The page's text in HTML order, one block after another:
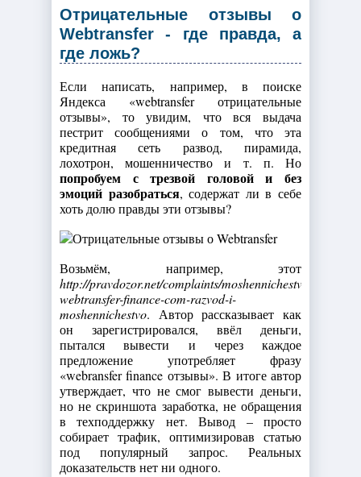
Отрицательные отзывы о
Webtransfer - где правда, а
где ложь?
Если написать, например, в поиске
Яндекса «webtransfer отрицательные
отзывы», то увидим, что вся выдача
пестрит сообщениями о том, что эта
кредитная сеть развод, пирамида,
лохотрон, мошенничество и т. п. Но
попробуем с трезвой головой и без
эмоций разобраться, содержат ли в себе
хоть долю правды эти отзывы?
Возьмём, например, этот
http://pravdozor.net/complaints/moshennichestvo/otzyvy-
webtransfer-finance-com-razvod-i-
moshennichestvo. Автор рассказывает как
он зарегистрировался, ввёл деньги,
пытался вывести и через каждое
предложение употребляет фразу
«webransfer finance отзывы». В итоге автор
утверждает, что не смог вывести деньги,
но не скриншота заработка, не обращения
в техподдержку нет. Вывод – просто
собирает трафик, оптимизировав статью
под популярный запрос. Реальных
доказательств нет ни одного.